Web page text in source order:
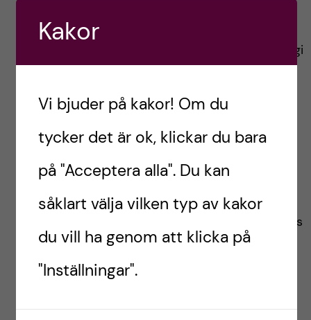
utbildningen. Om du är intresserad kan du läsa
. Öppet hus för klinisk fysiologi
En chans att känna
efter
I slutändan handlar studieval inte bara om
kurser och behörigheter – det handlar också
om känsla. Kan du se dig själv studera här? Trivs
du med miljön och människorna?
universitet på riktigt och känna efter innan du
Kakor
Vi bjuder på kakor! Om du
tycker det är ok, klickar du bara
på "Acceptera alla". Du kan
såklart välja vilken typ av kakor
du vill ha genom att klicka på
"Inställningar".